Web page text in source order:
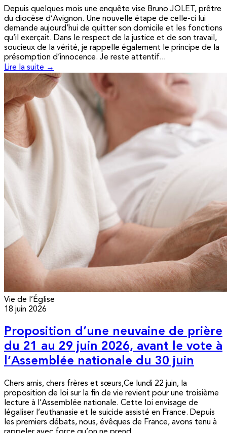
Depuis quelques mois une enquête vise Bruno JOLET, prêtre
du diocèse d’Avignon. Une nouvelle étape de celle-ci lui
demande aujourd’hui de quitter son domicile et les fonctions
qu’il exerçait. Dans le respect de la justice et de son travail,
soucieux de la vérité, je rappelle également le principe de la
présomption d’innocence. Je reste attentif...
Lire la suite →
Vie de l’Église
18 juin 2026
Proposition d’une neuvaine de prière
du 21 au 29 juin 2026, avant le vote à
l’Assemblée nationale du 30 juin
Chers amis, chers frères et sœurs,Ce lundi 22 juin, la
proposition de loi sur la fin de vie revient pour une troisième
lecture à l’Assemblée nationale. Cette loi envisage de
légaliser l’euthanasie et le suicide assisté en France. Depuis
les premiers débats, nous, évêques de France, avons tenu à